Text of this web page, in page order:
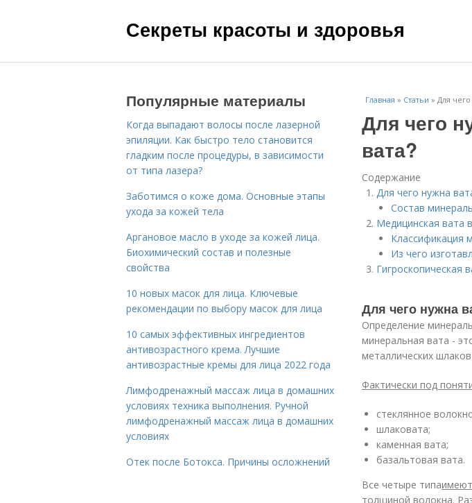
Секреты красоты и здоровья
Главная » Статьи » Для
Для чего
вата?
Содержание
Для чего нужна
Состав
Медицинская вата
Классификация
Из чего
Гигроскопическая
Для чего нужна
Определение
минеральная вата -
металлических
Фактически под
стеклянное
шлаковата;
каменная вата;
базальтовая вата.
Все четыре типа
толщиной волокна.
Популярные материалы
Когда выпадают волосы после лазерной
эпиляции. Как быстро тело становится
гладким после процедуры, в зависимости
от типа лазера?
Заботимся о коже дома. Основные этапы
ухода за кожей тела
Аргановое масло в уходе за кожей лица.
Биохимический состав и полезные
свойства
10 новых масок для лица. Ключевые
рекомендации по выбору масок для лица
10 самых эффективных ингредиентов
антивозрастного крема. Лучшие
антивозрастные кремы для лица 2022 года
Лимфодренажный массаж лица в домашних
условиях техника выполнения. Ручной
лимфодренажный массаж лица в домашних
условиях
Отек после Ботокса. Причины осложнений